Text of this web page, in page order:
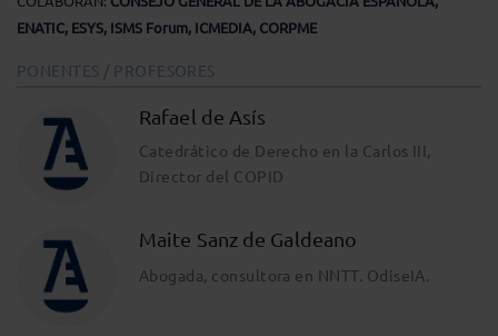
ENATIC, ESYS, ISMS Forum, ICMEDIA, CORPME
PONENTES / PROFESORES
Rafael de Asís
Catedrático de Derecho en la Carlos III,
Director del COPID
Maite Sanz de Galdeano
Abogada, consultora en NNTT. OdiseIA.